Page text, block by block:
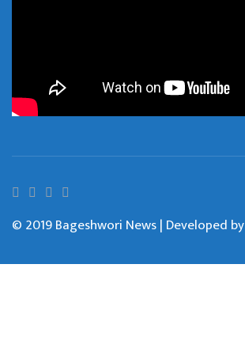
© 2019 Bageshwori News | Developed by